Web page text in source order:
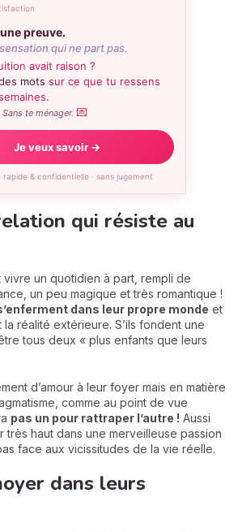
preuve.
qui ne part pas.
avait raison ?
mots sur ce que tu ressens
te ménager. 💌
Je veux savoir →
rapide & confidentielle · sans jugement
qui résiste au
vivre un quotidien à part, rempli de
un peu magique et très romantique !
dans leur propre monde et
réalité extérieure. S’ils fondent une
tous deux « plus enfants que leurs
d’amour à leur foyer mais en matière
comme au point de vue
pas un pour rattraper l’autre ! Aussi
très haut dans une merveilleuse passion
face aux vicissitudes de la vie réelle.
dans leurs